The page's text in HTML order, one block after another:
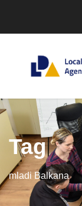
Tag
mladi Balkana